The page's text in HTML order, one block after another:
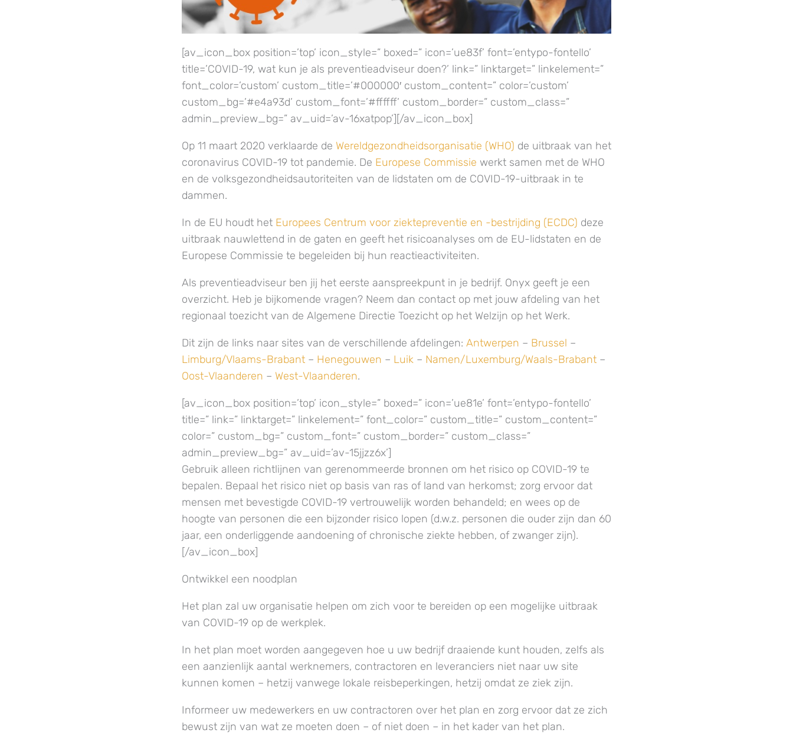
[av_icon_box position=’top’ icon_style=” boxed=” icon=’ue83f’ font=’entypo-fontello’
title=’COVID-19, wat kun je als preventieadviseur doen?’ link=” linktarget=” linkelement=”
font_color=’custom’ custom_title=’#000000′ custom_content=” color=’custom’
custom_bg=’#e4a93d’ custom_font=’#ffffff’ custom_border=” custom_class=”
admin_preview_bg=” av_uid=’av-16xatpop’][/av_icon_box]
Op 11 maart 2020 verklaarde de Wereldgezondheidsorganisatie (WHO) de uitbraak van het
coronavirus COVID-19 tot pandemie. De Europese Commissie werkt samen met de WHO
en de volksgezondheidsautoriteiten van de lidstaten om de COVID-19-uitbraak in te
dammen.
In de EU houdt het Europees Centrum voor ziektepreventie en -bestrijding (ECDC) deze
uitbraak nauwlettend in de gaten en geeft het risicoanalyses om de EU-lidstaten en de
Europese Commissie te begeleiden bij hun reactieactiviteiten.
Als preventieadviseur ben jij het eerste aanspreekpunt in je bedrijf. Onyx geeft je een
overzicht. Heb je bijkomende vragen? Neem dan contact op met jouw afdeling van het
regionaal toezicht van de Algemene Directie Toezicht op het Welzijn op het Werk.
Dit zijn de links naar sites van de verschillende afdelingen: Antwerpen – Brussel –
Limburg/Vlaams-Brabant – Henegouwen – Luik – Namen/Luxemburg/Waals-Brabant –
Oost-Vlaanderen – West-Vlaanderen.
[av_icon_box position=’top’ icon_style=” boxed=” icon=’ue81e’ font=’entypo-fontello’
title=” link=” linktarget=” linkelement=” font_color=” custom_title=” custom_content=”
color=” custom_bg=” custom_font=” custom_border=” custom_class=”
admin_preview_bg=” av_uid=’av-15jjzz6x’]
Gebruik alleen richtlijnen van gerenommeerde bronnen om het risico op COVID-19 te
bepalen. Bepaal het risico niet op basis van ras of land van herkomst; zorg ervoor dat
mensen met bevestigde COVID-19 vertrouwelijk worden behandeld; en wees op de
hoogte van personen die een bijzonder risico lopen (d.w.z. personen die ouder zijn dan 60
jaar, een onderliggende aandoening of chronische ziekte hebben, of zwanger zijn).
[/av_icon_box]
Ontwikkel een noodplan
Het plan zal uw organisatie helpen om zich voor te bereiden op een mogelijke uitbraak
van COVID-19 op de werkplek.
In het plan moet worden aangegeven hoe u uw bedrijf draaiende kunt houden, zelfs als
een aanzienlijk aantal werknemers, contractoren en leveranciers niet naar uw site
kunnen komen – hetzij vanwege lokale reisbeperkingen, hetzij omdat ze ziek zijn.
Informeer uw medewerkers en uw contractoren over het plan en zorg ervoor dat ze zich
bewust zijn van wat ze moeten doen – of niet doen – in het kader van het plan.